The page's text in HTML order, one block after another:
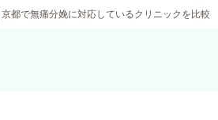
京都で無痛分娩に対応しているクリニックを比較